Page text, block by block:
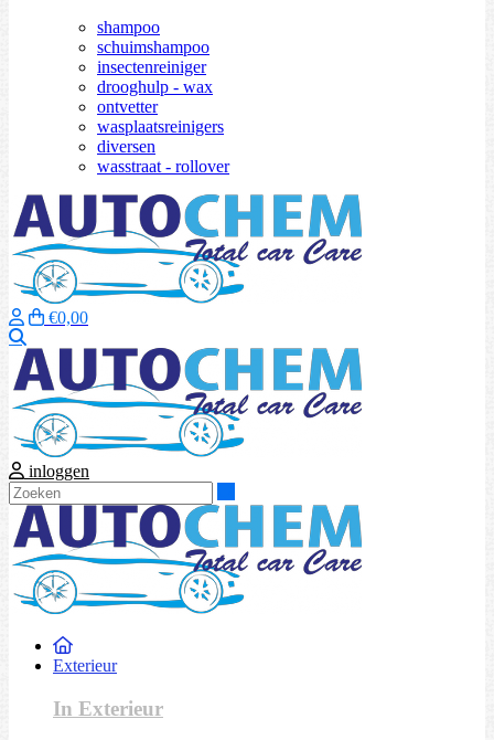
shampoo
schuimshampoo
insectenreiniger
drooghulp - wax
ontvetter
wasplaatsreinigers
diversen
wasstraat - rollover
€0,00
inloggen
Exterieur
In Exterieur